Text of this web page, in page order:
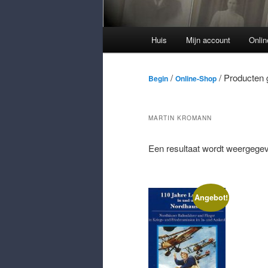
Huis Mijn account
Begin / Online-Shop / Producten
MARTIN KROMANN
Een resultaat wordt
Angebot!